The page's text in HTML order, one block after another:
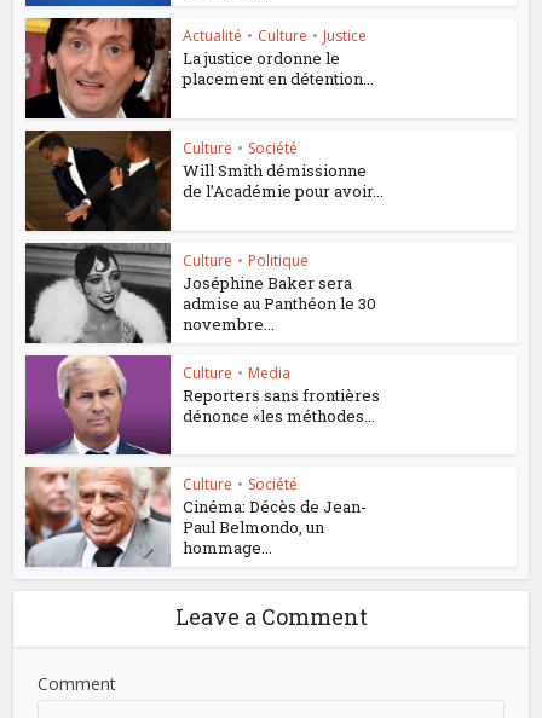
Actualité • Culture • Justice
La justice ordonne le
placement en détention...
Culture • Société
Will Smith démissionne
de l’Académie pour avoir...
Culture • Politique
Joséphine Baker sera
admise au Panthéon le 30
novembre...
Culture • Media
Reporters sans frontières
dénonce «les méthodes...
Culture • Société
Cinéma: Décès de Jean-
Paul Belmondo, un
hommage...
Leave a Comment
Comment